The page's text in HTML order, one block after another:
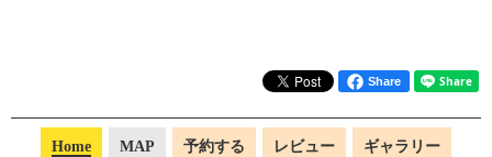
Share
Home MAP 予約する レビュー ギャラリー